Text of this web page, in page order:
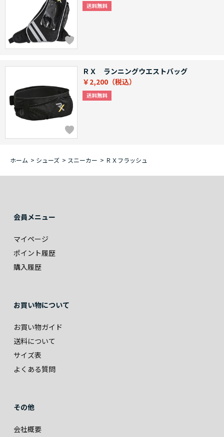
ＲＸ ランニングウエストバッグ
￥2,200
ホーム > シューズ > スニーカー > ＲＸフラッシュ
会員メニュー
マイページ
ポイント履歴
購入履歴
お買い物について
お買い物ガイド
送料について
サイズ表
よくある質問
その他
会社概要